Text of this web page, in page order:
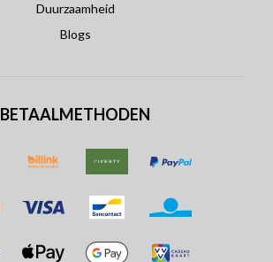
Duurzaamheid
Blogs
BETAALMETHODEN